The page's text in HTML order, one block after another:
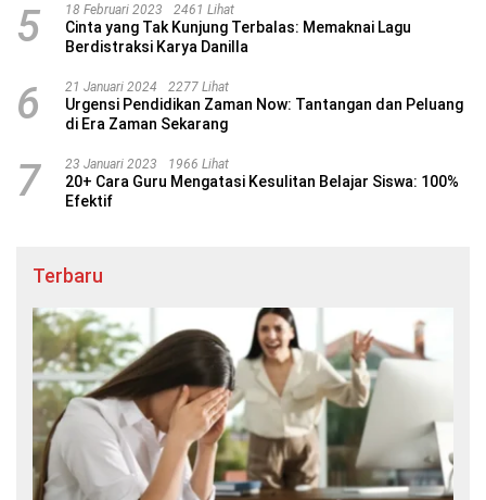
5 18 Februari 2023 2461 Lihat
Cinta yang Tak Kunjung Terbalas: Memaknai Lagu
Berdistraksi Karya Danilla
6 21 Januari 2024 2277 Lihat
Urgensi Pendidikan Zaman Now: Tantangan dan Peluang
di Era Zaman Sekarang
7 23 Januari 2023 1966 Lihat
20+ Cara Guru Mengatasi Kesulitan Belajar Siswa: 100%
Efektif
Terbaru